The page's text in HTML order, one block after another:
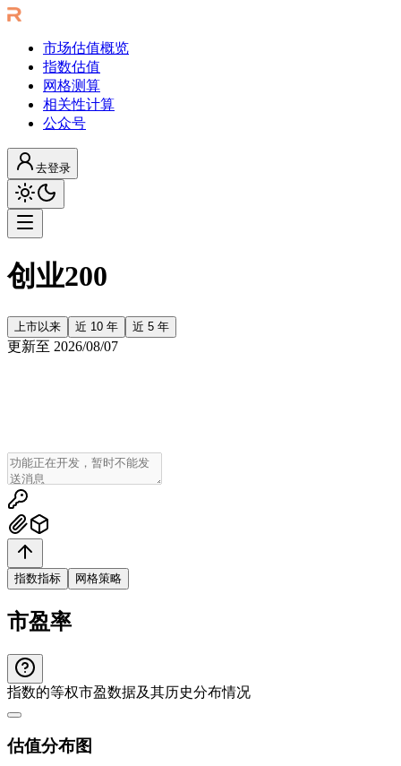
市场估值概览
指数估值
网格测算
相关性计算
公众号
去登录
创业200
上市以来 近 10 年 近 5 年
更新至 2026/08/07
指数指标 网格策略
市盈率
指数的等权市盈数据及其历史分布情况
估值分布图